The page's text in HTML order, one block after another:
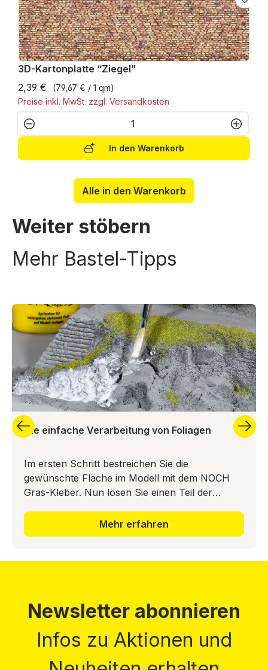
3D-Kartonplatte “Ziegel”
2,39 €
(79,67 € / 1 qm)
Preise inkl. MwSt. zzgl. Versandkosten
Produkt Anzahl: Gib den
In den Warenkorb
Alle in den Warenkorb
Weiter stöbern
Mehr Bastel-Tipps
Die einfache Verarbeitung von Foliagen
Im ersten Schritt bestreichen Sie die
gewünschte Fläche im Modell mit dem NOCH
Gras-Kleber. Nun lösen Sie einen Teil der
und drücken diesen in das Leimbett ei
Mehr erfahren
Newsletter abonnieren
Infos zu Aktionen und